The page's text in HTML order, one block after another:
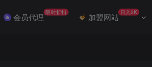
会员代理 限时折扣 加盟网站 日入2K